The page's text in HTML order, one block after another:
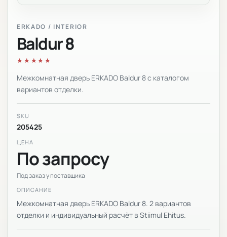
ERKADO / INTERIOR
Baldur 8
★★★★★
Межкомнатная дверь ERKADO Baldur 8 с каталогом
вариантов отделки.
SKU
205425
ЦЕНА
По запросу
Под заказ у поставщика
ОПИСАНИЕ
Межкомнатная дверь ERKADO Baldur 8. 2 вариантов
отделки и индивидуальный расчёт в Stiimul Ehitus.